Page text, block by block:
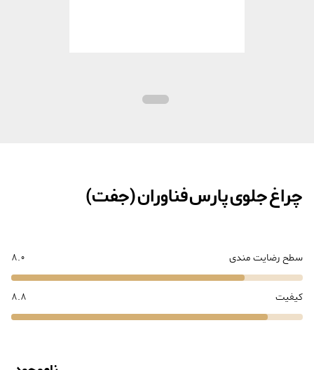
چراغ جلوی پارس فناوران (جفت)
سطح رضایت مندی 8.0
کیفیت 8.8